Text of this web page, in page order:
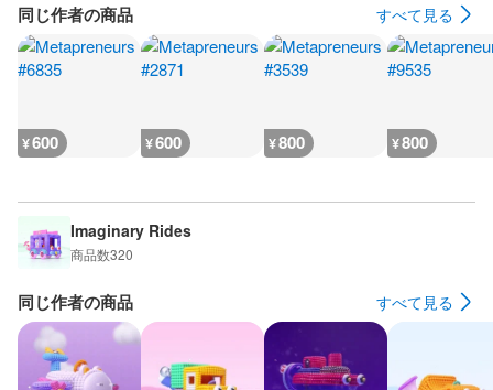
同じ作者の商品 すべて見る
¥600 ¥600 ¥800 ¥800
Imaginary Rides
商品数320
同じ作者の商品 すべて見る